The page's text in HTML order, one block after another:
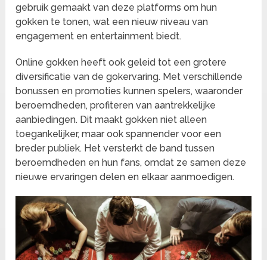
gebruik gemaakt van deze platforms om hun
gokken te tonen, wat een nieuw niveau van
engagement en entertainment biedt.
Online gokken heeft ook geleid tot een grotere
diversificatie van de gokervaring. Met verschillende
bonussen en promoties kunnen spelers, waaronder
beroemdheden, profiteren van aantrekkelijke
aanbiedingen. Dit maakt gokken niet alleen
toegankelijker, maar ook spannender voor een
breder publiek. Het versterkt de band tussen
beroemdheden en hun fans, omdat ze samen deze
nieuwe ervaringen delen en elkaar aanmoedigen.